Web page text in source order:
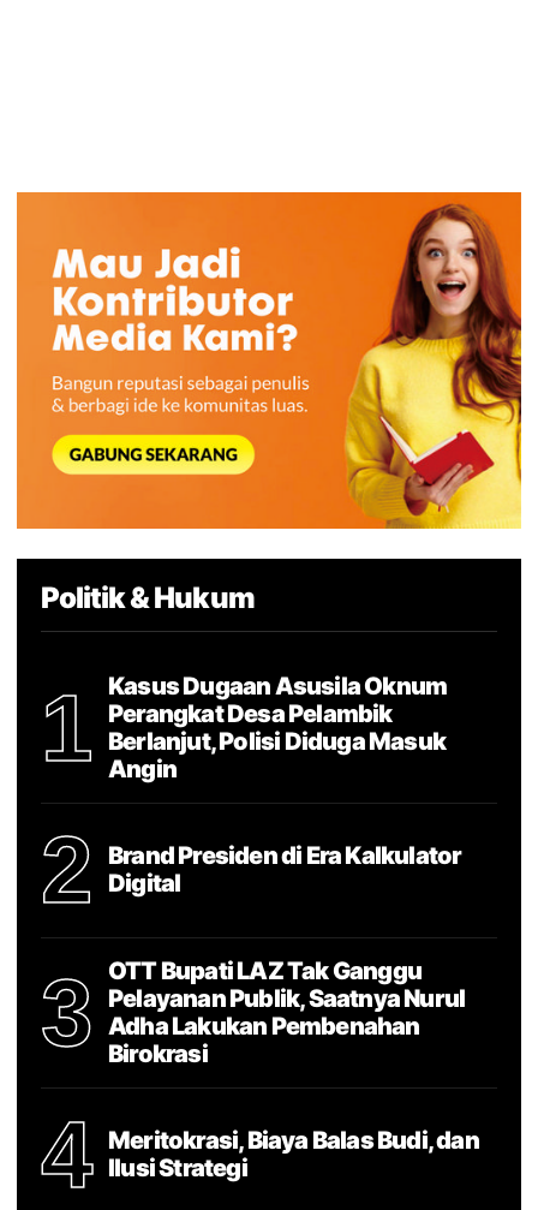
Politik & Hukum
1
Kasus Dugaan Asusila Oknum
Perangkat Desa Pelambik
Berlanjut, Polisi Diduga Masuk
Angin
2
Brand Presiden di Era Kalkulator
Digital
3
OTT Bupati LAZ Tak Ganggu
Pelayanan Publik, Saatnya Nurul
Adha Lakukan Pembenahan
Birokrasi
4
Meritokrasi, Biaya Balas Budi, dan
Ilusi Strategi